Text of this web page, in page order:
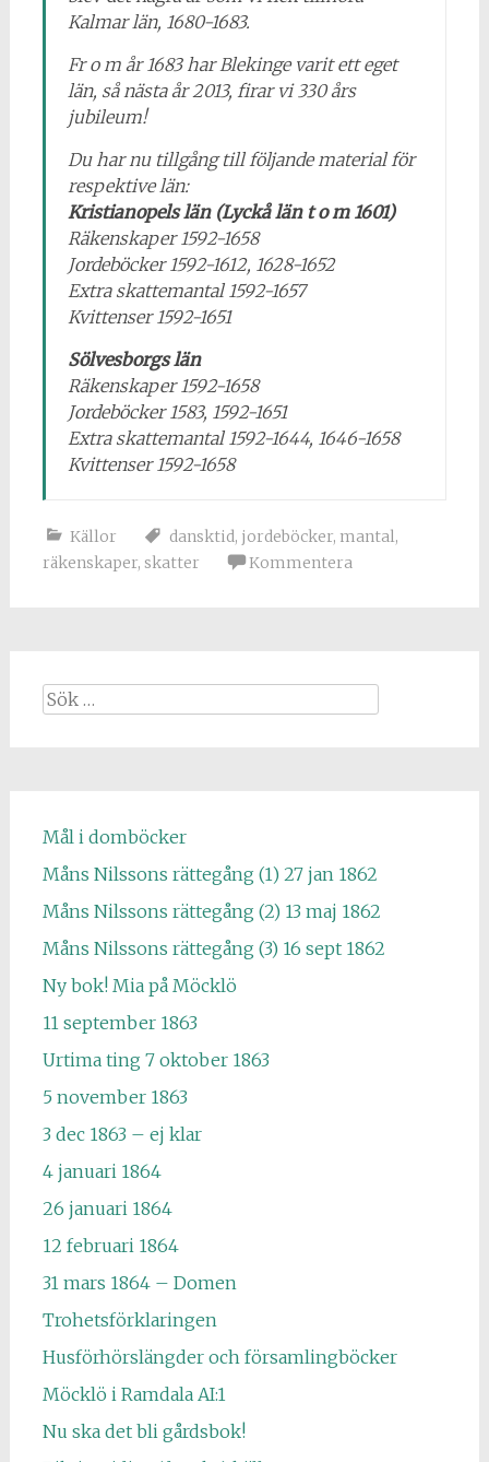
Kalmar län, 1680-1683.
Fr o m år 1683 har Blekinge varit ett eget
län, så nästa år 2013, firar vi 330 års
jubileum!
Du har nu tillgång till följande material för
respektive län:
Kristianopels län (Lyckå län t o m 1601)
Räkenskaper 1592-1658
Jordeböcker 1592-1612, 1628-1652
Extra skattemantal 1592-1657
Kvittenser 1592-1651
Sölvesborgs län
Räkenskaper 1592-1658
Jordeböcker 1583, 1592-1651
Extra skattemantal 1592-1644, 1646-1658
Kvittenser 1592-1658
Källor dansktid, jordeböcker, mantal,
räkenskaper, skatter Kommentera
Sök
Mål i domböcker
Måns Nilssons rättegång (1) 27 jan 1862
Måns Nilssons rättegång (2) 13 maj 1862
Måns Nilssons rättegång (3) 16 sept 1862
Ny bok! Mia på Möcklö
11 september 1863
Urtima ting 7 oktober 1863
5 november 1863
3 dec 1863 – ej klar
4 januari 1864
26 januari 1864
12 februari 1864
31 mars 1864 – Domen
Trohetsförklaringen
Husförhörslängder och församlingböcker
Möcklö i Ramdala AI:1
Nu ska det bli gårdsbok!